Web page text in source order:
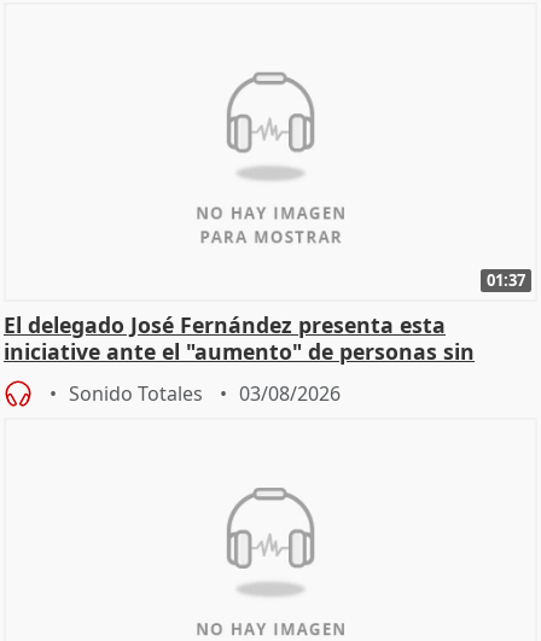
01:37
El delegado José Fernández presenta esta
iniciative ante el "aumento" de personas sin
hogar en Madri
Sonido Totales 03/08/2026